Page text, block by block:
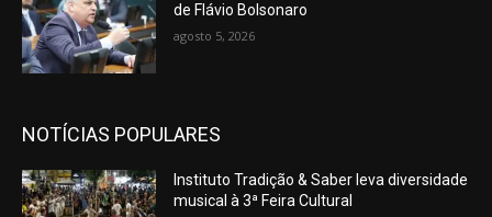
de Flávio Bolsonaro
agosto 5, 2026
NOTÍCIAS POPULARES
Instituto Tradição & Saber leva diversidade
musical à 3ª Feira Cultural